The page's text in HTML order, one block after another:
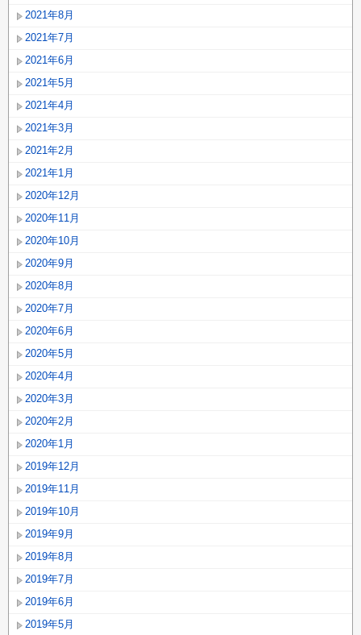
2021年8月
2021年7月
2021年6月
2021年5月
2021年4月
2021年3月
2021年2月
2021年1月
2020年12月
2020年11月
2020年10月
2020年9月
2020年8月
2020年7月
2020年6月
2020年5月
2020年4月
2020年3月
2020年2月
2020年1月
2019年12月
2019年11月
2019年10月
2019年9月
2019年8月
2019年7月
2019年6月
2019年5月